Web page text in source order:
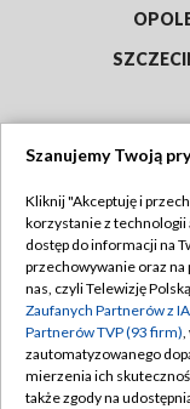
Abonament TVP
Emisja w TVP
Centrum
Naziemna
Szanujemy Twoją
Kliknij "Akceptuję i
korzystanie z technologii
dostęp do informacji na
przechowywanie oraz
nas, czyli Telewizję
Zaufanych Partnerów z
Partnerów TVP (93 firm),
zautomatyzowanego
mierzenia ich
także zgody na